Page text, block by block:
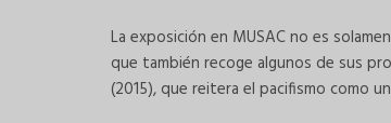
La exposición en MUSAC no es
que también recoge algunos de sus
(2015), que reitera el pacifismo como